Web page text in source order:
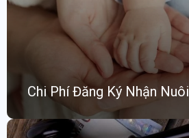
Chi Phí Đăng Ký Nhận